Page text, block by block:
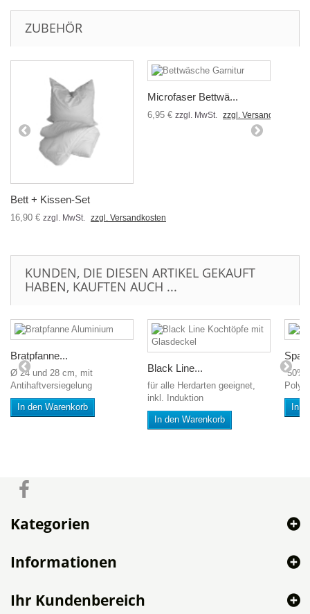
ZUBEHÖR
Bett + Kissen-Set
16,90 € zzgl. MwSt. zzgl. Versandkosten
Microfaser Bettwä...
6,95 € zzgl. MwSt. zzgl. Versandkosten
KUNDEN, DIE DIESEN ARTIKEL GEKAUFT
HABEN, KAUFTEN AUCH ...
Bratpfanne...
Ø 24 und 28 cm, mit
Antihaftversiegelung
In den Warenkorb
Black Line...
für alle Herdarten geeignet,
inkl. Induktion
In den Warenkorb
50%
In
Kategorien
Informationen
Ihr Kundenbereich